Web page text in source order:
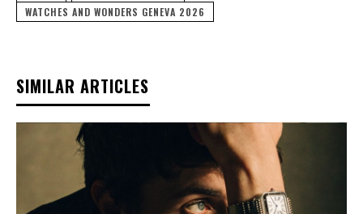
WATCHES AND WONDERS GENEVA 2026
SIMILAR ARTICLES